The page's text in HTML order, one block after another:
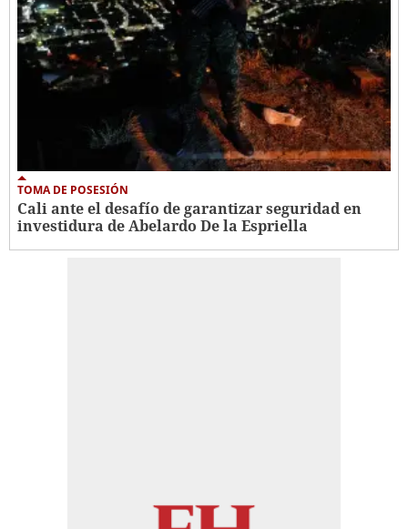
TOMA DE POSESIÓN
Cali ante el desafío de garantizar seguridad en
investidura de Abelardo De la Espriella